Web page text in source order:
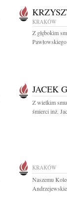
KRAKÓW
Z głębokim
JACEK
Z wielkim
śmierci inż.
KRAKÓW
Naszemu